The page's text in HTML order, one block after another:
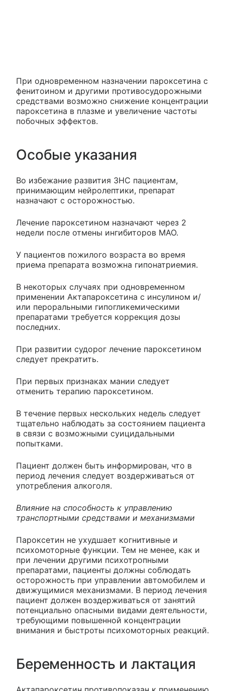
При одновременном назначении пароксетина с
фенитоином и другими противосудорожными
средствами возможно снижение концентрации
пароксетина в плазме и увеличение частоты
побочных эффектов.
Особые указания
Во избежание развития ЗНС пациентам,
принимающим нейролептики, препарат
назначают с осторожностью.
Лечение пароксетином назначают через 2
недели после отмены ингибиторов МАО.
У пациентов пожилого возраста во время
приема препарата возможна гипонатриемия.
В некоторых случаях при одновременном
применении Актапароксетина с инсулином и/
или пероральными гипогликемическими
препаратами требуется коррекция дозы
последних.
При развитии судорог лечение пароксетином
следует прекратить.
При первых признаках мании следует
отменить терапию пароксетином.
В течение первых нескольких недель следует
тщательно наблюдать за состоянием пациента
в связи с возможными суицидальными
попытками.
Пациент должен быть информирован, что в
период лечения следует воздерживаться от
употребления алкоголя.
Влияние на способность к управлению
транспортными средствами и механизмами
Пароксетин не ухудшает когнитивные и
психомоторные функции. Тем не менее, как и
при лечении другими психотропными
препаратами, пациенты должны соблюдать
осторожность при управлении автомобилем и
движущимися механизмами. В период лечения
пациент должен воздерживаться от занятий
потенциально опасными видами деятельности,
требующими повышенной концентрации
внимания и быстроты психомоторных реакций.
Беременность и лактация